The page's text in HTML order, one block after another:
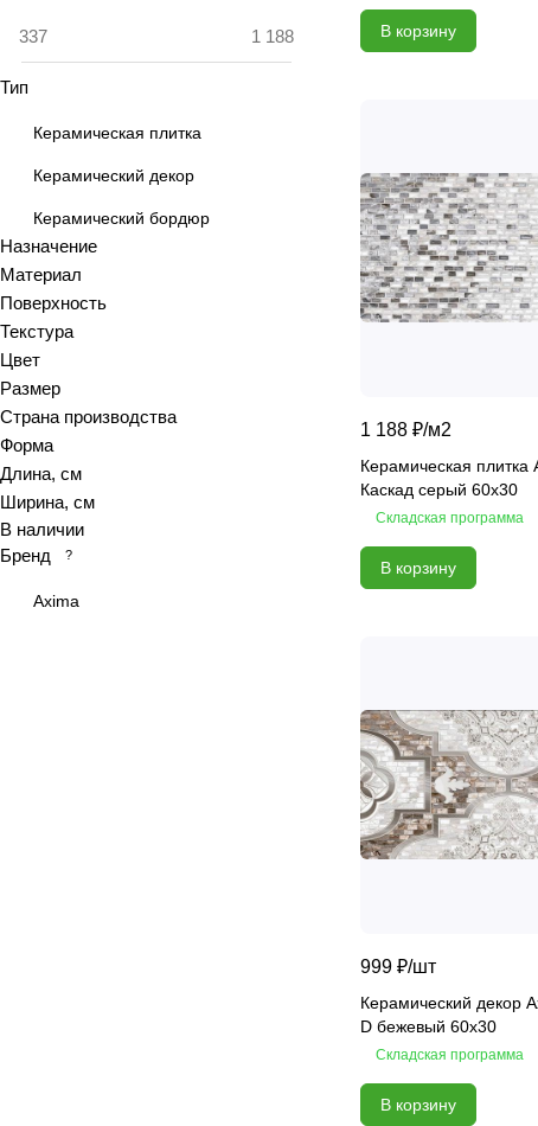
В корзину
1 188 ₽/м2
Керамическая плитка
Каскад серый 60x30
Складская программа
В корзину
999 ₽/шт
Керамический декор
D бежевый 60x30
Складская программа
В корзину
Azolla
Bricks
Brooklyn
Calacatta
Calacatta Fantasy
Calacatta Grey
Calacatta Ivory
Calacatta Opaco
Calacatta royal
Calypso
Carrara
Тип
Керамическая плитка
Керамический декор
Керамический бордюр
Назначение
Материал
Поверхность
Текстура
Цвет
Размер
Страна производства
Форма
Длина, см
Ширина, см
В наличии
Бренд
?
Axima